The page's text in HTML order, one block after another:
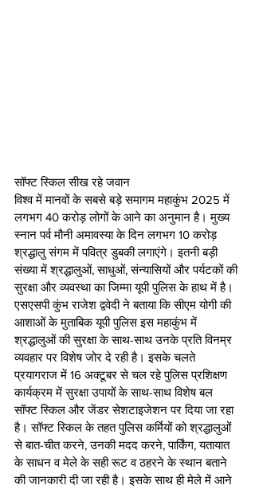
सॉफ्ट स्किल सीख रहे जवान
विश्व में मानवों के सबसे बड़े समागम महाकुंभ 2025 में
लगभग 40 करोड़ लोगों के आने का अनुमान है। मुख्य
स्नान पर्व मौनी अमावस्या के दिन लगभग 10 करोड़
श्रद्धालु संगम में पवित्र डुबकी लगाएंगे। इतनी बड़ी
संख्या में श्रद्धालुओं, साधुओं, संन्यासियों और पर्यटकों की
सुरक्षा और व्यवस्था का जिम्मा यूपी पुलिस के हाथ में है।
एसएसपी कुंभ राजेश द्ववेदी ने बताया कि सीएम योगी की
आशाओं के मुताबिक यूपी पुलिस इस महाकुंभ में
श्रद्धालुओं की सुरक्षा के साथ-साथ उनके प्रति विनम्र
व्यवहार पर विशेष जोर दे रही है। इसके चलते
प्रयागराज में 16 अक्टूबर से चल रहे पुलिस प्रशिक्षण
कार्यक्रम में सुरक्षा उपायों के साथ-साथ विशेष बल
सॉफ्ट स्किल और जेंडर सेशटाइजेशन पर दिया जा रहा
है। सॉफ्ट स्किल के तहत पुलिस कर्मियों को श्रद्धालुओं
से बात-चीत करने, उनकी मदद करने, पार्किंग, यतायात
के साधन व मेले के सही रूट व ठहरने के स्थान बताने
की जानकारी दी जा रही है। इसके साथ ही मेले में आने